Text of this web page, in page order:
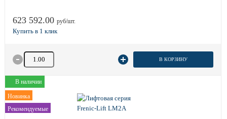
623 592.00 руб/шт.
Количество товара В КОРЗИНУ
В наличии
Новинка
Рекомендуемые